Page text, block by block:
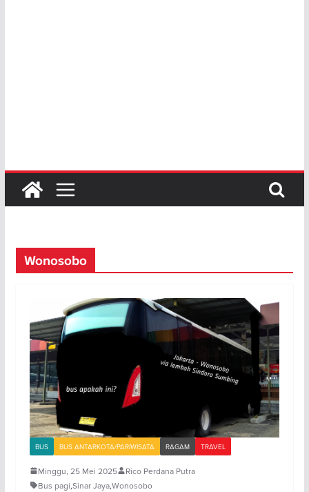
Wonosobo
BUS BUS ANTARKOTA/PARIWISATA RAGAM TRAVEL
Minggu, 25 Mei 2025
Rico Perdana Putra
Bus pagi,Sinar Jaya,Wonosobo